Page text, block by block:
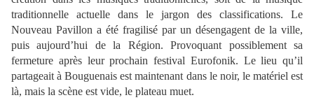
traditionnelle actuelle dans le jargon des classifications. Le
Nouveau Pavillon a été fragilisé par un désengagent de la ville,
puis aujourd’hui de la Région. Provoquant possiblement sa
fermeture après leur prochain festival Eurofonik. Le lieu qu’il
partageait à Bouguenais est maintenant dans le noir, le matériel est
là, mais la scène est vide, le plateau muet.